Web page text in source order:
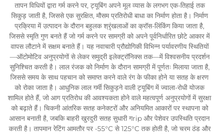
तापन विधियों द्वारा गर्म करने पर, ट्यूबिंग अपने मूल व्यास के लगभग एक-तिहाई तक
सिकुड़ जाती है, जिससे एक सुरक्षित, मौसम प्रतिरोधी बाधा का निर्माण होता है। निर्माण
प्रक्रिया में उत्पादन के दौरान बहुलक श्रृंखलाओं का क्रॉस-लिंकिंग किया जाता है,
जिससे स्मृति गुण बनते हैं जो गर्म करने पर सामग्री को अपने पूर्वनिर्धारित छोटे आकार में
वापस लौटाने में सक्षम बनाते हैं। यह नवाचारी प्रौद्योगिकी विभिन्न पर्यावरणीय स्थितियों
—ऑटोमोटिव अनुप्रयोगों से लेकर समुद्री इलेक्ट्रॉनिक्स तक—में विश्वसनीय प्रदर्शन
सुनिश्चित करती है। लाल रंजक को निर्माण के दौरान सामग्री में पूर्णतः मिलाया जाता है,
जिससे समय के साथ पहचान को समाप्त करने वाले रंग के फीका होने या सतह के क्षरण
को रोका जाता है। आधुनिक लाल गर्मी सिकुड़ने वाली ट्यूबिंग में ज्वाला-रोधी योजक
शामिल होते हैं, जो आग प्रतिरोध की आवश्यकता होने वाले महत्वपूर्ण अनुप्रयोगों में सुरक्षा
को बढ़ाते हैं। चिकनी आंतरिक सतह कनेक्टरों और अनियमित आकारों पर स्थापना को
आसान बनाती है, जबकि बाहरी खुरदुरी सतह सुधारी गrip और पेशेवर उपस्थिति प्रदान
करती है। तापमान रेटिंग आमतौर पर -55°C से 125°C तक होती है, जो चरम ठंड और